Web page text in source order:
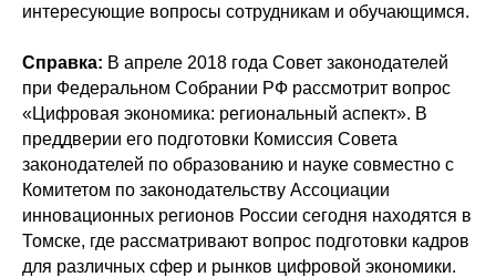
интересующие вопросы сотрудникам и обучающимся.
Справка: В апреле 2018 года Совет законодателей
при Федеральном Собрании РФ рассмотрит вопрос
«Цифровая экономика: региональный аспект». В
преддверии его подготовки Комиссия Совета
законодателей по образованию и науке совместно с
Комитетом по законодательству Ассоциации
инновационных регионов России сегодня находятся в
Томске, где рассматривают вопрос подготовки кадров
для различных сфер и рынков цифровой экономики.